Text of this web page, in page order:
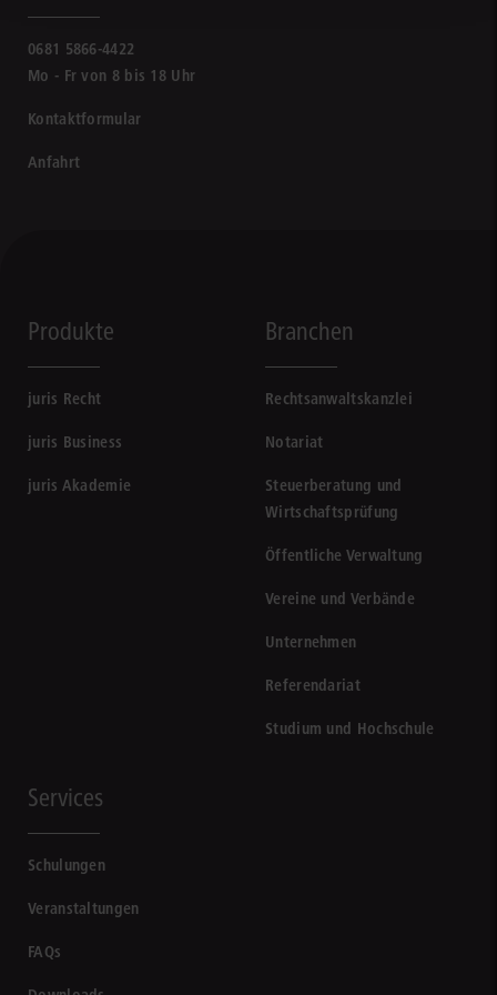
0681 5866-4422
Mo - Fr von 8 bis 18 Uhr
Kontaktformular
Anfahrt
Produkte
juris Recht
juris Business
juris Akademie
Branchen
Rechtsanwaltskanzlei
Notariat
Steuerberatung und
Wirtschaftsprüfung
Öffentliche Verwaltung
Vereine und Verbände
Unternehmen
Referendariat
Studium und Hochschule
Services
Schulungen
Veranstaltungen
FAQs